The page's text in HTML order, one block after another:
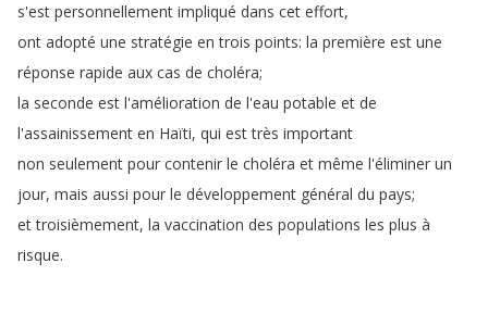
s'est personnellement impliqué dans cet effort,
ont adopté une stratégie en trois points: la première est une
réponse rapide aux cas de choléra;
la seconde est l'amélioration de l'eau potable et de
l'assainissement en Haïti, qui est très important
non seulement pour contenir le choléra et même l'éliminer un
jour, mais aussi pour le développement général du pays;
et troisièmement, la vaccination des populations les plus à
risque.